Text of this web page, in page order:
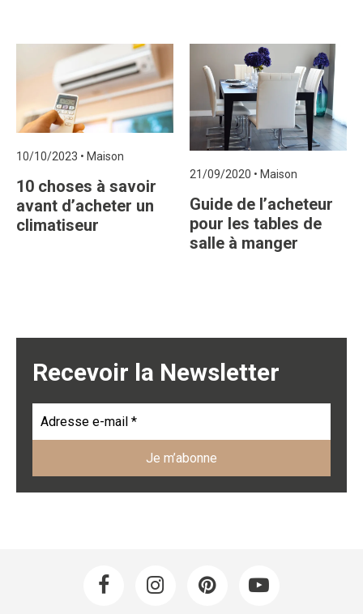
10/10/2023 • Maison
10 choses à savoir
avant d’acheter un
climatiseur
21/09/2020 • Maison
Guide de l’acheteur
pour les tables de
salle à manger
Recevoir la Newsletter